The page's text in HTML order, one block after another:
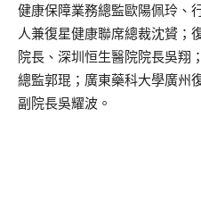
健康保障業務總監歐陽佩玲、
人兼復星健康聯席總裁沈贇；
院長、 深圳恒生醫院院長吳翔
總監郭琨；廣東藥科大學廣州
副院長吳耀波。